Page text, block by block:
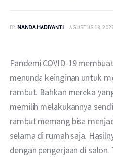
Mengapa Good
Berita
Layanan
BY NANDA HADIYANTI AGUSTUS 18, 2022
Pandemi COVID-19
menunda keinginan untuk
rambut. Bahkan mereka
memilih melakukannya
rambut memang bisa
selama di rumah saja.
dengan pengerjaan di